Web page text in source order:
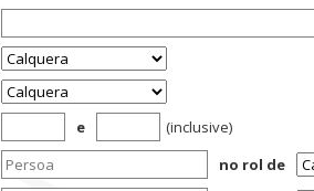
e
(inclusive)
no rol de